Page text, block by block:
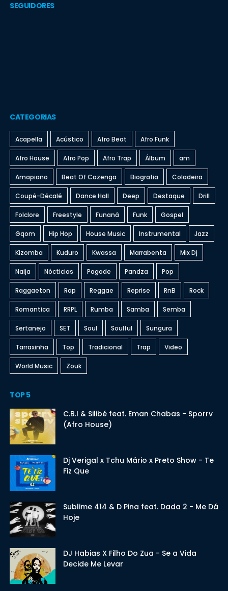
SEGUIDORES
CATEGORIAS
Acapella Acústico Afro Beat Afro Funk
Afro House Afro Pop Afro Trap Álbum am
Amapiano Beat Of Cazenga Biografia Coladeira
Coupé-Décalé Dance Hall Deep Destaque Drill
Folclore Freestyle Funaná Funk Gospel
Gqom Hip Hop House Music Instrumental Jazz
Kizomba Kuduro Kwassa Marrabenta Mix Dj
Naija Nócticias Pagode Pandza Pop
Raggaeton Rap Reggae Reprise RnB Rock
Romantica RRPL Rumba Samba Semba
Sertanejo SET Soul Soulful Sungura
Tarraxinha Top Tradicional Trap Video
World Music Zouk
TOP 5
C.B.I & Silibé feat. Eman Chabas - Sporrv
(Afro House)
Dj Verigal x Tchu Mário x Preto Show - Te
Fiz Que
Sublime 414 & D Pina feat. Dada 2 - Me Dá
Hoje
DJ Habias X Filho Do Zua - Se a Vida
Decide Me Levar